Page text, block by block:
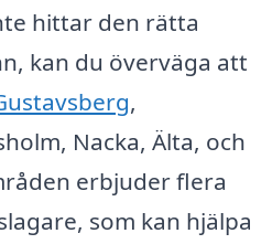
hittar den rätta
kan du överväga att
,
Nacka, Älta, och
erbjuder flera
som kan hjälpa